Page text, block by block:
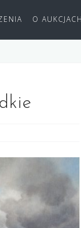
O AUKCJACH